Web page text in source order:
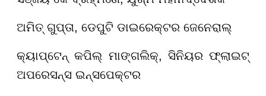
ଅମିତ୍ ଗୁପ୍ତା, ଡେପୁଟି ଡାଇରେକ୍ଟର ଜେନେରାଲ୍
କ୍ୟାପ୍ଟେନ୍ କପିଲ୍ ମାଙ୍ଗଲିକ୍, ସିନିୟର ଫ୍ଲାଇଟ୍
ଅପରେସନ୍ସ ଇନ୍ସପେକ୍ଟର